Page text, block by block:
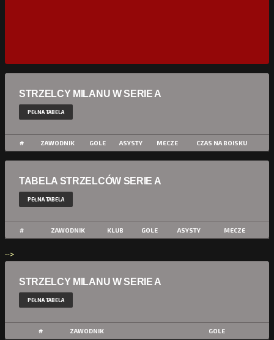
STRZELCY MILANU W SERIE A
PEŁNA TABELA
# ZAWODNIK GOLE ASYSTY MECZE CZAS NA BOISKU
TABELA STRZELCÓW SERIE A
PEŁNA TABELA
# ZAWODNIK KLUB GOLE ASYSTY MECZE
-->
STRZELCY MILANU W SERIE A
PEŁNA TABELA
# ZAWODNIK GOLE